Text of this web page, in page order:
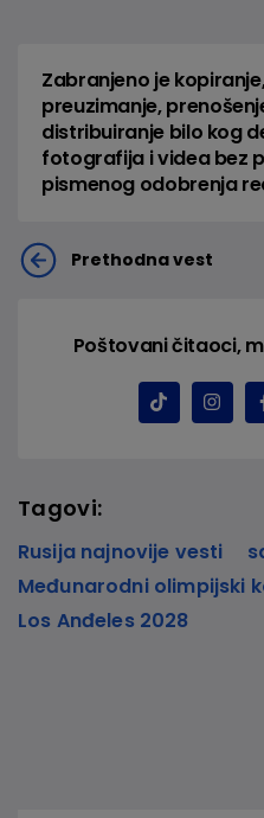
Zabranjeno je
preuzimanje,
distribuiranje bilo kog
fotografija i videa bez
pismenog odobrenja
Prethodna vest
Poštovani čitaoci,
Tagovi:
Rusija najnovije vesti
Međunarodni olimpijski
Los Anđeles 2028